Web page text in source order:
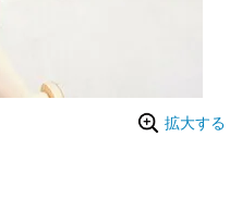
拡大する